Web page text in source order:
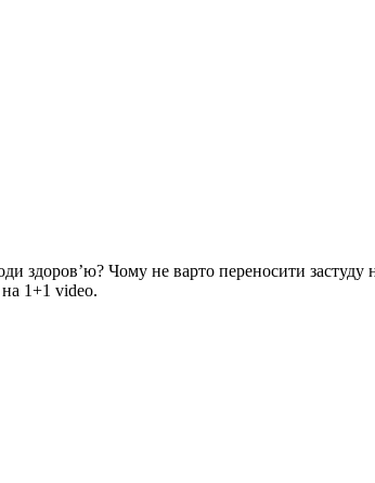
здоров’ю? Чому не варто переносити застуду
на 1+1 video.